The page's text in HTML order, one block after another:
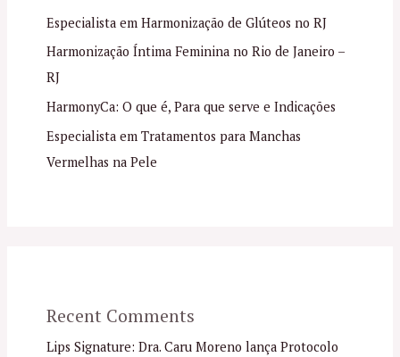
Especialista em Harmonização de Glúteos no RJ
Harmonização Íntima Feminina no Rio de Janeiro –
RJ
HarmonyCa: O que é, Para que serve e Indicações
Especialista em Tratamentos para Manchas
Vermelhas na Pele
Recent Comments
Lips Signature: Dra. Caru Moreno lança Protocolo